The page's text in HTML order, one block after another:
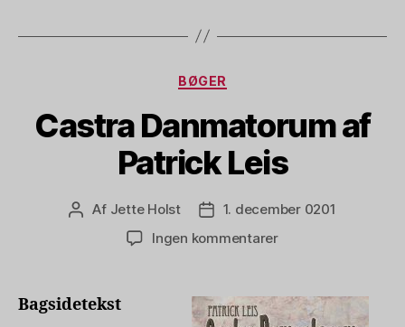
Kategorier
BØGER
Castra Danmatorum af
Patrick Leis
Indlægsforfatter
Af Jette Holst Indlægsdato
1. december 0201
Ingen kommentarertil
af
Patrick
Bagsidetekst